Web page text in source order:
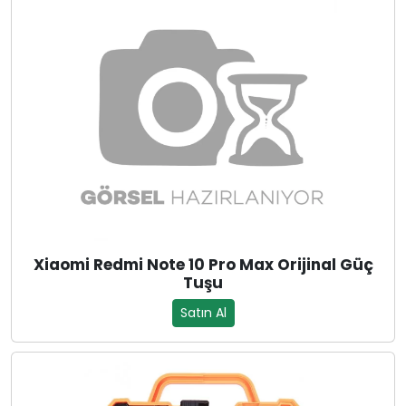
Xiaomi Redmi Note 10 Pro Max Orijinal Güç
Tuşu
Satın Al